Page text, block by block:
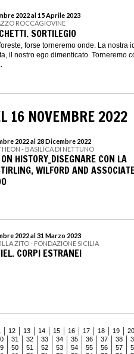
2022 al 15 Aprile 2023
ROCCAGIOVINE
SORTILEGIO
forse torneremo onde. La nostra
il nostro ego dimenticato. Torneremo
16 NOVEMBRE 2022
2022 al 28 Dicembre 2022
- BASILICA DI NETTUNO
HISTORY_DISEGNARE CON LA
WILFORD AND
2022 al 31 Marzo 2023
ZITO - FONDAZIONE SICILIA
CORPI ESTRANEI
12 13 14 15 16 17 18 19
20
31 32 33 34 35 36 37 38
50 51 52 53 54 55 56 57